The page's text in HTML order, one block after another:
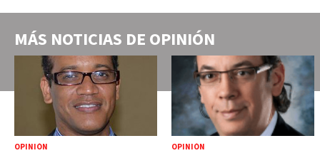
MÁS NOTICIAS DE OPINIÓN
OPINIÓN OPINIÓN